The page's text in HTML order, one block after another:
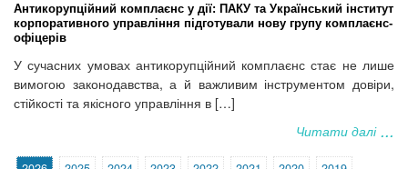
Антикорупційний комплаєнс у дії: ПАКУ та Український інститут
корпоративного управління підготували нову групу комплаєнс-
офіцерів
У сучасних умовах антикорупційний комплаєнс стає не лише
вимогою законодавства, а й важливим інструментом довіри,
стійкості та якісного управління в […]
Читати далі